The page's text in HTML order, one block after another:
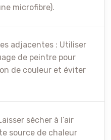
microfibre).
adjacentes : Utiliser
de peintre pour
de couleur et éviter
sécher à l’air
source de chaleur